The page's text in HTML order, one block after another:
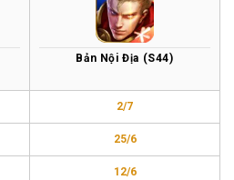
Bản Nội Địa (S44)
2/7
25/6
12/6